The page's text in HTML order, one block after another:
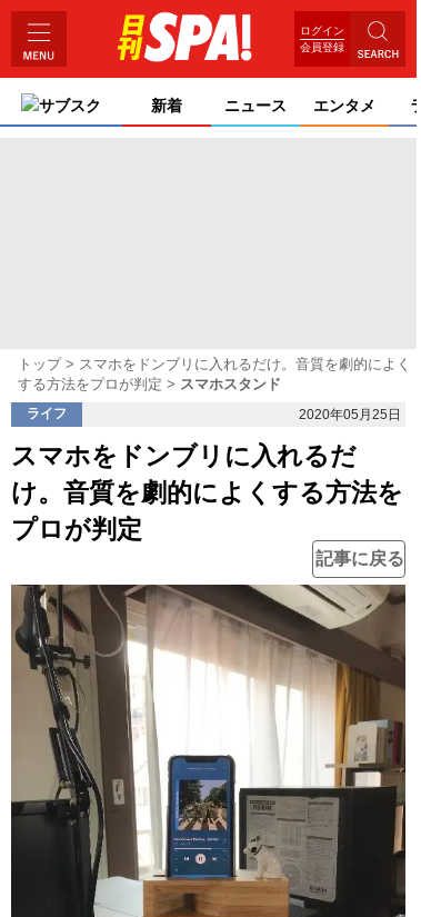
ログイン
会員登録
サブスク 新着 ニュース エンタメ
トップ
スマホをドンブリに入れるだけ。音質を劇的によく
する方法をプロが判定
スマホスタンド
ライフ 2020年05月25日
スマホをドンブリに入れるだ
け。音質を劇的によくする方法を
プロが判定
記事に戻る